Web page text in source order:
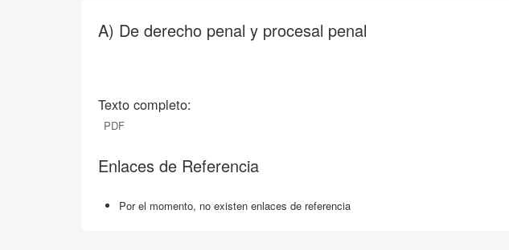
A) De derecho penal y procesal penal
Texto completo:
PDF
Enlaces de Referencia
Por el momento, no existen enlaces de referencia